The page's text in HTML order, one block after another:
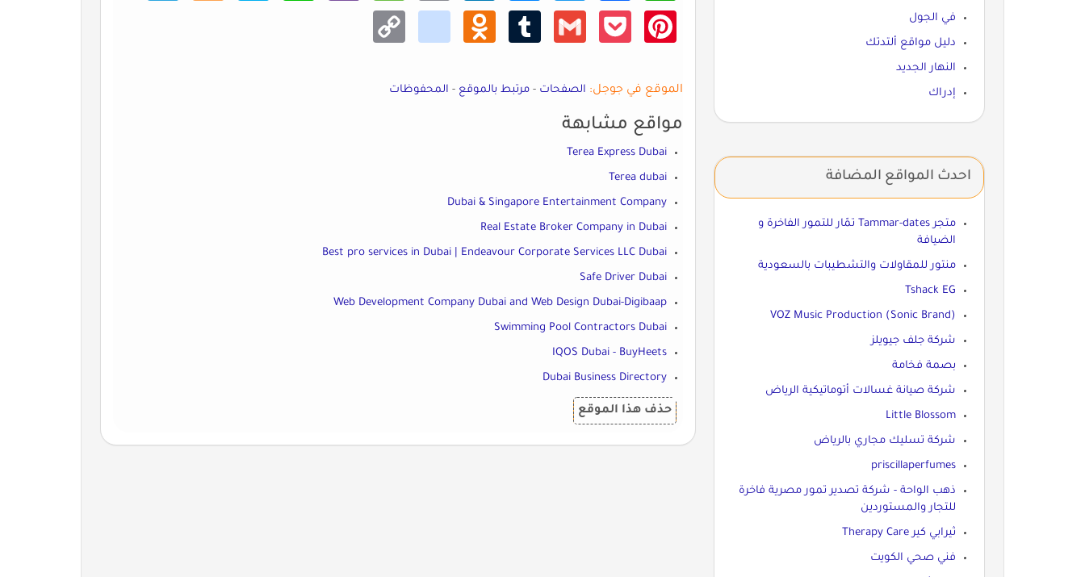
Pinte
rest
Pocke
Gmail
Tumb
Odno
klass
niki
Copy
Link
الموقع في جوجل: الصفحات - مرتبط بالموقع - المحفوظات
مواقع مشابهة
Terea Express Dubai
Terea dubai
Dubai & Singapore Entertainment Company
Real Estate Broker Company in Dubai
Best pro services in Dubai | Endeavour Corporate Services LLC Dubai
Safe Driver Dubai
Web Development Company Dubai and Web Design Dubai-Digibaap
Swimming Pool Contractors Dubai
IQOS Dubai - BuyHeets
Dubai Business Directory
حذف هذا الموقع
في الجول
دليل مواقع ألتدتك
النهار الجديد
إدراك
احدث المواقع المضافة
متجر Tammar-dates تمّار للتمور الفاخرة و
الضيافة
منتور للمقاولات والتشطيبات بالسعودية
Tshack EG
VOZ Music Production (Sonic Brand)
شركة جلف جيويلز
بصمة فخامة
شركة صيانة غسالات أتوماتيكية الرياض
Little Blossom
شركة تسليك مجاري بالرياض
priscillaperfumes
ذهب الواحة - شركة تصدير تمور مصرية فاخرة
للتجار والمستوردين
ثيرابي كير Therapy Care
فني صحي الكويت